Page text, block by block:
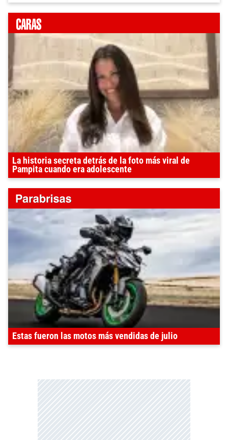
La historia secreta detrás de la foto más viral de
Pampita cuando era adolescente
Estas fueron las motos más vendidas de julio